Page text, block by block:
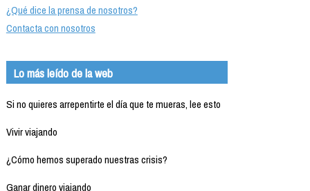
¿Qué dice la prensa de nosotros?
Contacta con nosotros
Lo más leído de la web
Si no quieres arrepentirte el día que te mueras, lee esto
Vivir viajando
¿Cómo hemos superado nuestras crisis?
Ganar dinero viajando